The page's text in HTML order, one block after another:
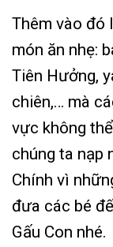
Thêm vào đó
món ăn nhẹ:
Tiên Hưởng,
chiên,… mà
vực không
chúng ta nạp
Chính vì
đưa các bé
Gấu Con nhé.